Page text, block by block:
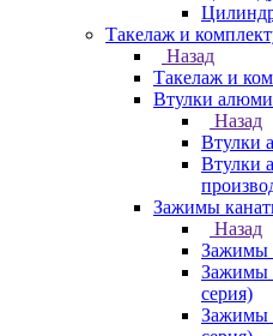
Такелаж и
Назад
Такелаж и
Втулки
Назад
Втулки
Втулки
Зажимы
Назад
Зажимы
Зажимы
серия)
Зажимы